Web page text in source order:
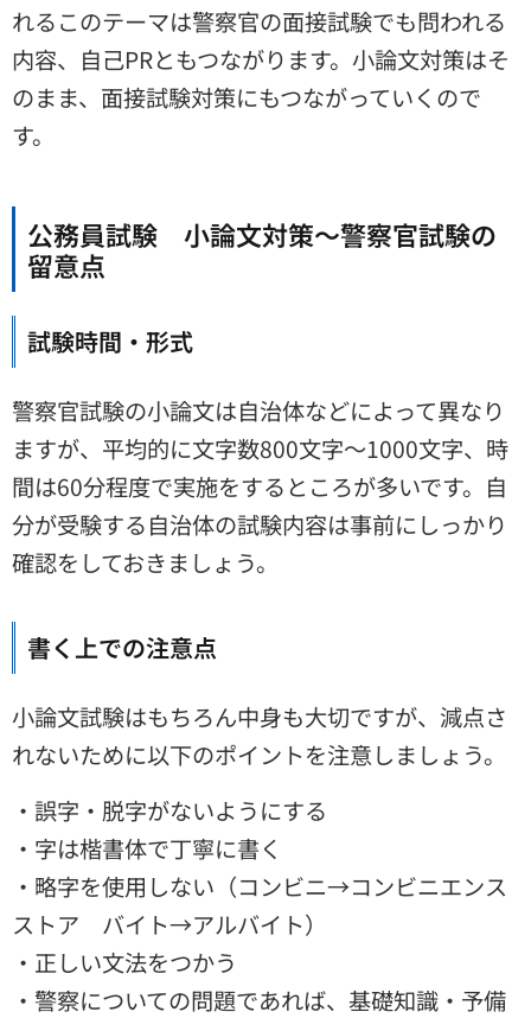
れるこのテーマは警察官の面接試験でも問われる
内容、自己PRともつながります。小論文対策はそ
のまま、面接試験対策にもつながっていくので
す。
公務員試験 小論文対策～警察官試験の
留意点
試験時間・形式
警察官試験の小論文は自治体などによって異なり
ますが、平均的に文字数800文字～1000文字、時
間は60分程度で実施をするところが多いです。自
分が受験する自治体の試験内容は事前にしっかり
確認をしておきましょう。
書く上での注意点
小論文試験はもちろん中身も大切ですが、減点さ
れないために以下のポイントを注意しましょう。
・誤字・脱字がないようにする
・字は楷書体で丁寧に書く
・略字を使用しない（コンビニ→コンビニエンス
ストア バイト→アルバイト）
・正しい文法をつかう
・警察についての問題であれば、基礎知識・予備